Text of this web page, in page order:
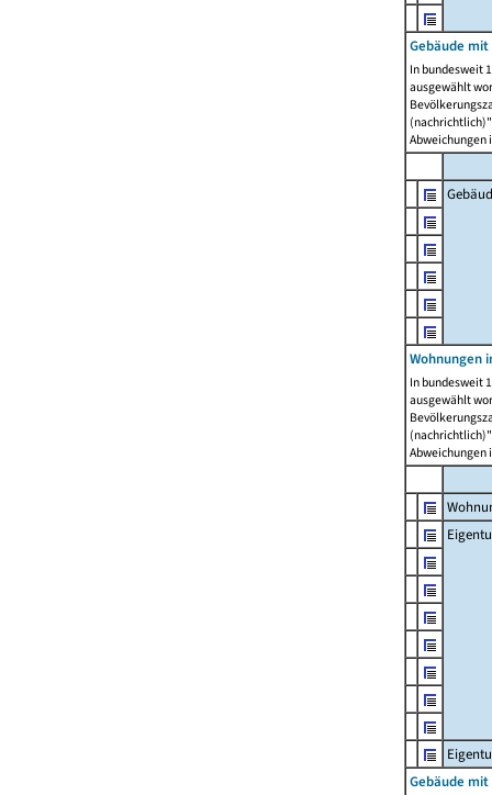
Gebäude mit
In bundesweit
ausgewählt
Abweichungen
Wohnungen
In bundesweit
ausgewählt
Abweichungen
Gebäude